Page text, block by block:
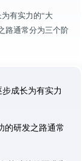
有实力的“大
路通常分为三个阶
成长为有实力
的研发之路通常